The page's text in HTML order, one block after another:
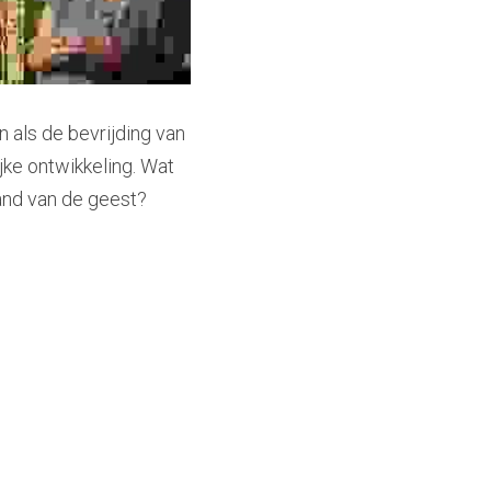
als de bevrijding van
ontwikkeling. Wat
van de geest?